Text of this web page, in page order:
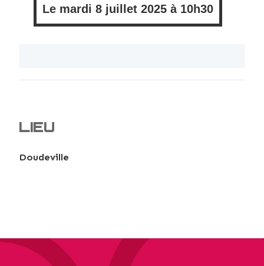
Le mardi 8 juillet 2025 à 10h30
LIEU
Doudeville